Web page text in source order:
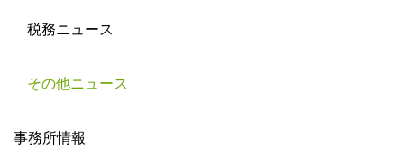
税務ニュース
その他ニュース
事務所情報